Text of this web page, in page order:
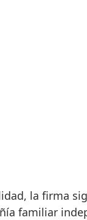
la firma
familiar